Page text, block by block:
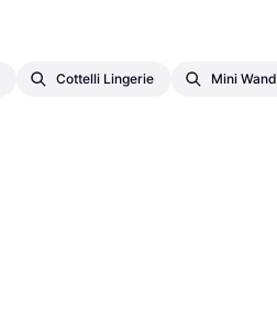
Cottelli Lingerie Mini Wand